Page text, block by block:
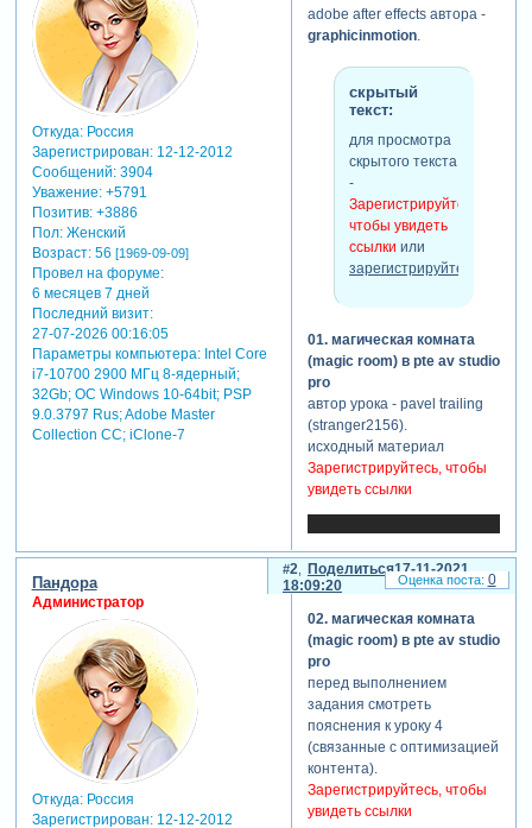
Откуда:Россия
Зарегистрирован: 12-12-2012
Сообщений:3904
Уважение: +5791
Позитив: +3886
Пол:Женский
Возраст:56 [1969-09-09]
Провел на форуме:
6 месяцев 7 дней
Последний визит:
27-07-2026 00:16:05
Параметры компьютера:Intel Core
i7-10700 2900 МГц 8-ядерный;
32Gb; ОС Windows 10-64bit; PSP
9.0.3797 Rus; Adobe Master
Collection СС; iClone-7
adobe after effects автора -
graphicinmotion.
скрытый
текст:
для просмотра
скрытого текста
-
Зарегистрируйтесь,
чтобы увидеть
ссылки или
зарегистрируйтесь
01. магическая комната
(magic room) в pte av studio
pro
автор урока - pavel trailing
(stranger2156).
исходный материал
Зарегистрируйтесь, чтобы
увидеть ссылки
Поделиться
2
17-11-2021
18:09:20
Пандора
Администратор
Откуда:Россия
Зарегистрирован: 12-12-2012
02. магическая комната
(magic room) в pte av studio
pro
перед выполнением
задания смотреть
пояснения к уроку 4
(связанные с оптимизацией
контента).
Зарегистрируйтесь, чтобы
увидеть ссылки
0